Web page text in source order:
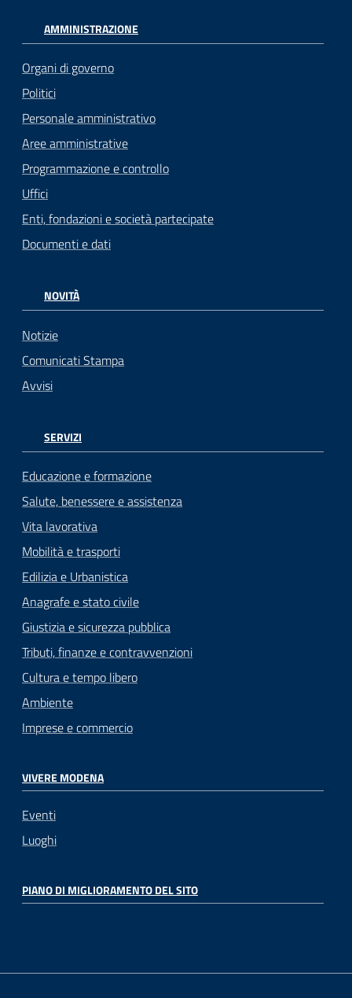
AMMINISTRAZIONE
Organi di governo
Politici
Personale amministrativo
Aree amministrative
Programmazione e controllo
Uffici
Enti, fondazioni e società partecipate
Documenti e dati
NOVITÀ
Notizie
Comunicati Stampa
Avvisi
SERVIZI
Educazione e formazione
Salute, benessere e assistenza
Vita lavorativa
Mobilità e trasporti
Edilizia e Urbanistica
Anagrafe e stato civile
Giustizia e sicurezza pubblica
Tributi, finanze e contravvenzioni
Cultura e tempo libero
Ambiente
Imprese e commercio
VIVERE MODENA
Eventi
Luoghi
PIANO DI MIGLIORAMENTO DEL SITO